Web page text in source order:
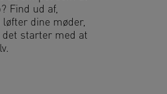
Find ud af,
løfter dine møder,
det starter med at